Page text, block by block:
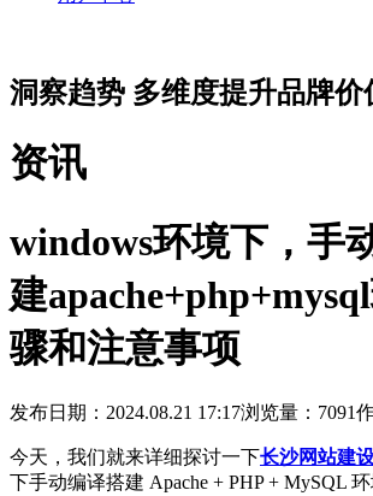
洞察趋势 多维度提升品牌价
资讯
windows环境下，手
建
骤和注意事项
发布日期：2024.08.21 17:17浏览量：7091
今天，我们就来详细探讨一下长沙网站建
下手动编译搭建 Apache + PHP + MySQL